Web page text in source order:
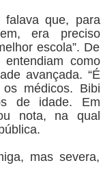
falava que, para
era preciso
escola”. De
como
avançada. “É
os médicos. Bibi
de idade. Em
nota, na qual
mas severa,